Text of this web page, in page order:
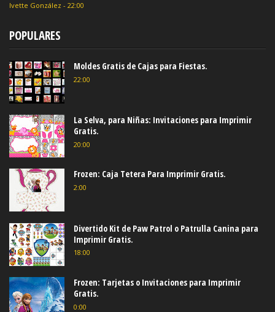
Ivette González - 22:00
POPULARES
Moldes Gratis de Cajas para Fiestas.
22:00
La Selva, para Niñas: Invitaciones para Imprimir
Gratis.
20:00
Frozen: Caja Tetera Para Imprimir Gratis.
2:00
Divertido Kit de Paw Patrol o Patrulla Canina para
Imprimir Gratis.
18:00
Frozen: Tarjetas o Invitaciones para Imprimir
Gratis.
0:00